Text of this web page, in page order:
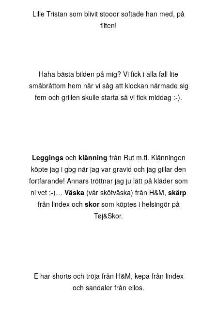
Lille Tristan som blivit stooor softade han med, på
filten!
Haha bästa bilden på mig? Vi fick i alla fall lite
småbråttom hem när vi såg att klockan närmade sig
fem och grillen skulle starta så vi fick middag :-).
Leggingsoch klänning från Rut m.fl. Klänningen
köpte jag i gbg när jag var gravid och jag gillar den
fortfarande! Annars tröttnar jag ju lätt på kläder som
ni vet ;-)… Väska (vår skötväska) från H&M, skärp
från lindex och skorsom köptes i helsingör på
Tøj&Skor.
E har shorts och tröja från H&M, kepa från lindex
och sandaler från ellos.